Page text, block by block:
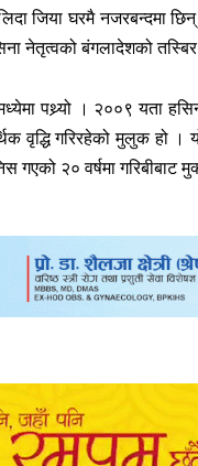
जिया घरमै नजरबन्दमा
नेतृत्वको बंगलादेशको
पथ्र्यो । २००९ यता
वृद्धि गरिरहेको मुलुक
गएको २० वर्षमा गरिबीबाट